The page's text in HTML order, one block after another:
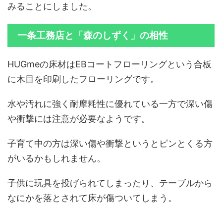
みることにしました。
一条工務店と「森のしずく」の相性
HUGmeの床材はEBコートフローリングという合板
に木目を印刷したフローリングです。
水や汚れに強く耐摩耗性に優れている一方で深い傷
や衝撃には注意が必要なようです。
子育て中の方は深い傷や衝撃というとピンとくる方
がいるかもしれません。
子供に玩具を投げられてしまったり、テーブルから
なにかを落とされて床が傷ついてしまう。